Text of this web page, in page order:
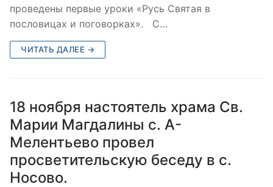
проведены первые уроки «Русь Святая в
пословицах и поговорках». С…
ЧИТАТЬ ДАЛЕЕ →
18 ноября настоятель храма Св.
Марии Магдалины с. А-
Мелентьево провел
просветительскую беседу в с.
Носово.